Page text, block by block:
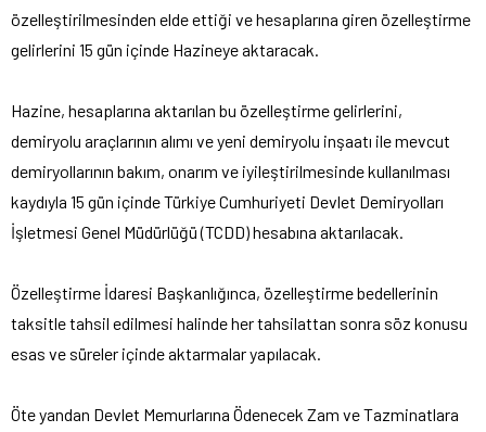
özelleştirilmesinden elde ettiği ve hesaplarına giren özelleştirme
gelirlerini 15 gün içinde Hazineye aktaracak.
Hazine, hesaplarına aktarılan bu özelleştirme gelirlerini,
demiryolu araçlarının alımı ve yeni demiryolu inşaatı ile mevcut
demiryollarının bakım, onarım ve iyileştirilmesinde kullanılması
kaydıyla 15 gün içinde Türkiye Cumhuriyeti Devlet Demiryolları
İşletmesi Genel Müdürlüğü (TCDD) hesabına aktarılacak.
Özelleştirme İdaresi Başkanlığınca, özelleştirme bedellerinin
taksitle tahsil edilmesi halinde her tahsilattan sonra söz konusu
esas ve süreler içinde aktarmalar yapılacak.
Öte yandan Devlet Memurlarına Ödenecek Zam ve Tazminatlara